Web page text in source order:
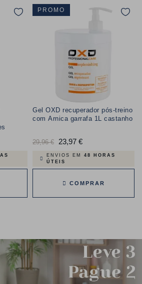
PROMO
Gel OXD recuperador pós-treino
com Arnica garrafa 1L castanho
Preço
normal
29,96 € 23,97 €Preço
ENVIOS EM 48 HORAS
ÚTEIS
COMPRAR